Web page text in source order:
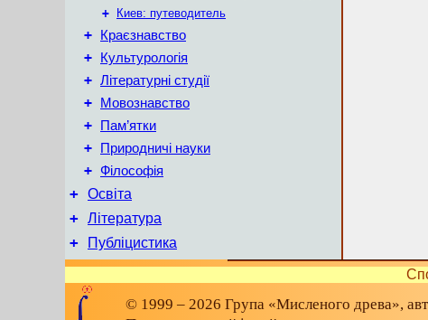
+
Киев: путеводитель
+ Краєзнавство
+ Культурологія
+ Літературні студії
+ Мовознавство
+ Пам’ятки
+ Природничі науки
+ Філософія
+ Освіта
+ Література
+ Публіцистика
© 1999 – 2026 Група «Мисленого древа»,